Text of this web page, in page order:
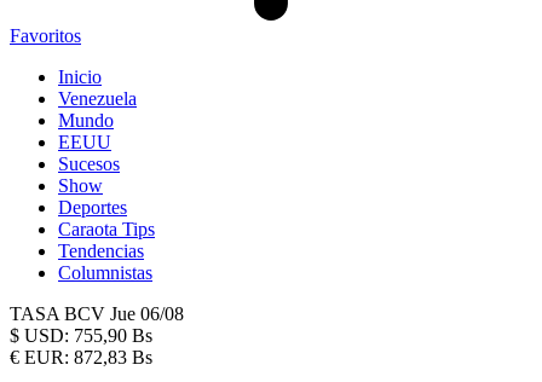
Favoritos
Inicio
Venezuela
Mundo
EEUU
Sucesos
Show
Deportes
Caraota Tips
Tendencias
Columnistas
TASA BCV Jue 06/08
$ USD: 755,90 Bs
€ EUR: 872,83 Bs